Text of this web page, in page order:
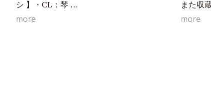
シ 】・CL：琴 …
more
また収
more